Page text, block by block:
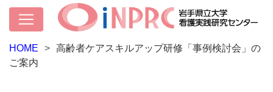
HOME
高齢者ケアスキルアップ研修「事例検討会」の
ご案内